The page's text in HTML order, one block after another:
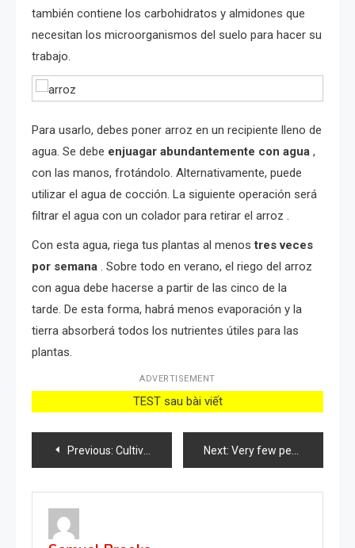
también contiene los carbohidratos y almidones que
necesitan los microorganismos del suelo para hacer su
trabajo.
Para usarlo, debes poner arroz en un recipiente lleno de
agua. Se debe enjuagar abundantemente con agua ,
con las manos, frotándolo. Alternativamente, puede
utilizar el agua de cocción. La siguiente operación será
filtrar el agua con un colador para retirar el arroz .
Con esta agua, riega tus plantas al menostres veces
por semana . Sobre todo en verano, el riego del arroz
con agua debe hacerse a partir de las cinco de la
tarde. De esta forma, habrá menos evaporación y la
tierra absorberá todos los nutrientes útiles para las
plantas.
ADVERTISEMENT
TEST sau bài viết
Post
navigation
Previous: Cultivo de pimientos: los pasos clave para una cosecha abundante Next: Very few people know this trick to make Anthurium bloom